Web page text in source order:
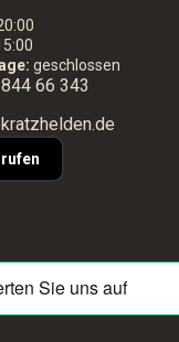
geschlossen
66 343